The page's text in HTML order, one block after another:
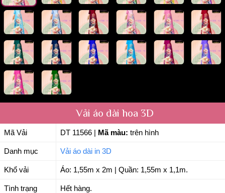
Vải áo dài hoa 3D
Mã Vải DT 11566 Mã màu: trên hình
Danh mục Vải áo dài in 3D
Khổ vải Áo: 1,55m x 2m | Quần: 1,55m x 1,1m.
Tình trạng Hết hàng.